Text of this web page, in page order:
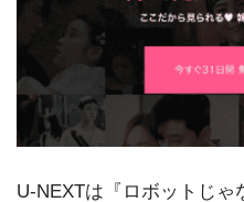
U-NEXTは『ロボットじ